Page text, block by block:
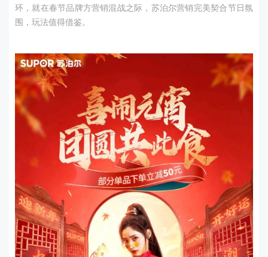
环，就在春节品牌方营销混战之际，苏泊尔营销完美契合节日氛
围，玩法值得借鉴。